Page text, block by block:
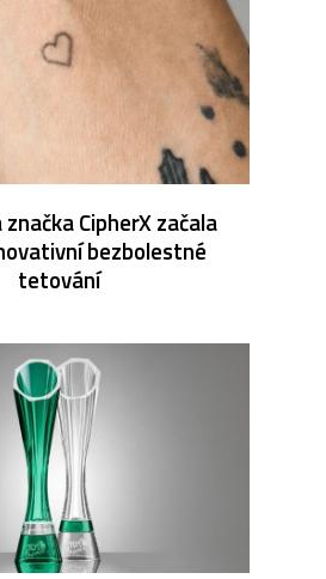
CipherX začala
bezbolestné
tetování